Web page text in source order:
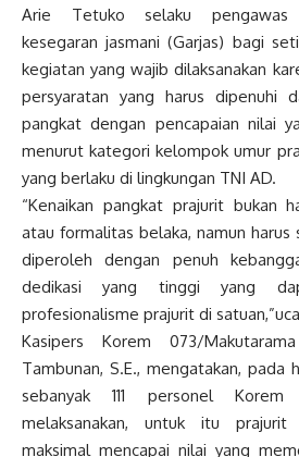
Arie Tetuko selaku pengawas
kesegaran jasmani (Garjas) bagi
kegiatan yang wajib dilaksanakan
persyaratan yang harus dipenuhi
pangkat dengan pencapaian nilai
menurut kategori kelompok umur
yang berlaku di lingkungan TNI AD.
“Kenaikan pangkat prajurit bukan
atau formalitas belaka, namun harus
diperoleh dengan penuh
dedikasi yang tinggi yang
profesionalisme prajurit di
Kasipers Korem 073/
Tambunan, S.E., mengatakan, pada
sebanyak 111 personel
melaksanakan, untuk itu
maksimal mencapai nilai yang